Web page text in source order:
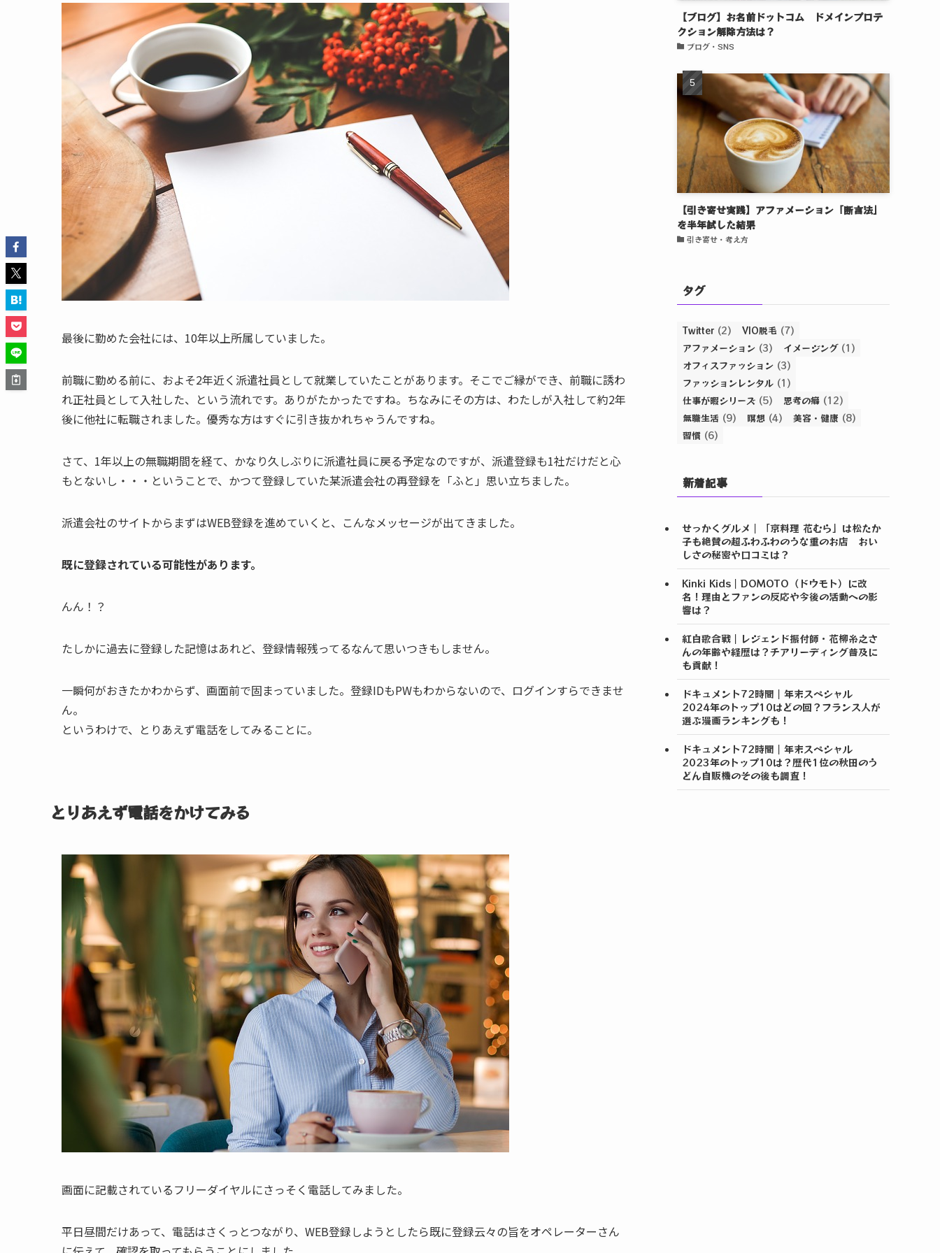
最後に勤めた会社には、10年以上所属していました。
前職に勤める前に、およそ2年近く派遣社員として就業していたことがあります。そこでご縁ができ、前職に誘わ
れ正社員として入社した、という流れです。ありがたかったですね。ちなみにその方は、わたしが入社して約2年
後に他社に転職されました。優秀な方はすぐに引き抜かれちゃうんですね。
さて、1年以上の無職期間を経て、かなり久しぶりに派遣社員に戻る予定なのですが、派遣登録も1社だけだと心
もとないし・・・ということで、かつて登録していた某派遣会社の再登録を「ふと」思い立ちました。
派遣会社のサイトからまずはWEB登録を進めていくと、こんなメッセージが出てきました。
既に登録されている可能性があります。
んん！？
たしかに過去に登録した記憶はあれど、登録情報残ってるなんて思いつきもしません。
一瞬何がおきたかわからず、画面前で固まっていました。登録IDもPWもわからないので、ログインすらできませ
ん。
というわけで、とりあえず電話をしてみることに。
とりあえず電話をかけてみる
画面に記載されているフリーダイヤルにさっそく電話してみました。
平日昼間だけあって、電話はさくっとつながり、WEB登録しようとしたら既に登録云々の旨をオペレーターさん
【ブログ】お名前ドットコム ドメインプロテ
クション解除方法は？
ブログ・SNS
【引き寄せ実践】アファメーション「断言法」
を半年試した結果
引き寄せ・考え方
タグ
Twitter (2) VIO脱毛 (7)
アファメーション (3) イメージング (1)
オフィスファッション (3)
ファッションレンタル (1)
仕事が暇シリーズ (5) 思考の癖 (12)
無職生活 (9) 瞑想 (4) 美容・健康 (8)
習慣 (6)
新着記事
せっかくグルメ｜「京料理 花むら」は松たか
子も絶賛の超ふわふわのうな重のお店 おい
しさの秘密や口コミは？
Kinki Kids｜DOMOTO（ドウモト）に改
名！理由とファンの反応や今後の活動への影
響は？
紅白歌合戦｜レジェンド振付師・花柳糸之さ
んの年齢や経歴は？チアリーディング普及に
も貢献！
ドキュメント72時間｜年末スペシャル
2024年のトップ10はどの回？フランス人が
選ぶ漫画ランキングも！
ドキュメント72時間｜年末スペシャル
2023年のトップ10は？歴代1位の秋田のう
どん自販機のその後も調査！